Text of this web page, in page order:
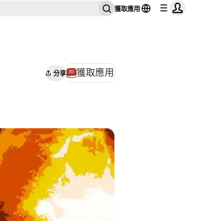
獲取應用
分享 獲取應用